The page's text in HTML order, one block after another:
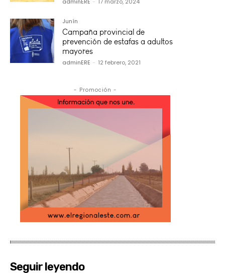
Junín
Campaña provincial de
prevención de estafas a adultos
mayores
adminERE - 12 febrero, 2021
- Promoción -
Seguir leyendo